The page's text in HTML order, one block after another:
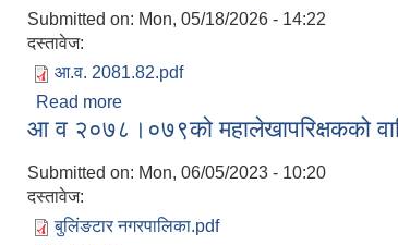
Submitted on: Mon, 05/18/2026 - 14:22
दस्तावेज:
आ.व. 2081.82.pdf
Read more
आ व २०७८।०७९को महालेखापरिक्षकको
Submitted on: Mon, 06/05/2023 - 10:20
दस्तावेज:
बुलिंङटार नगरपालिका.pdf